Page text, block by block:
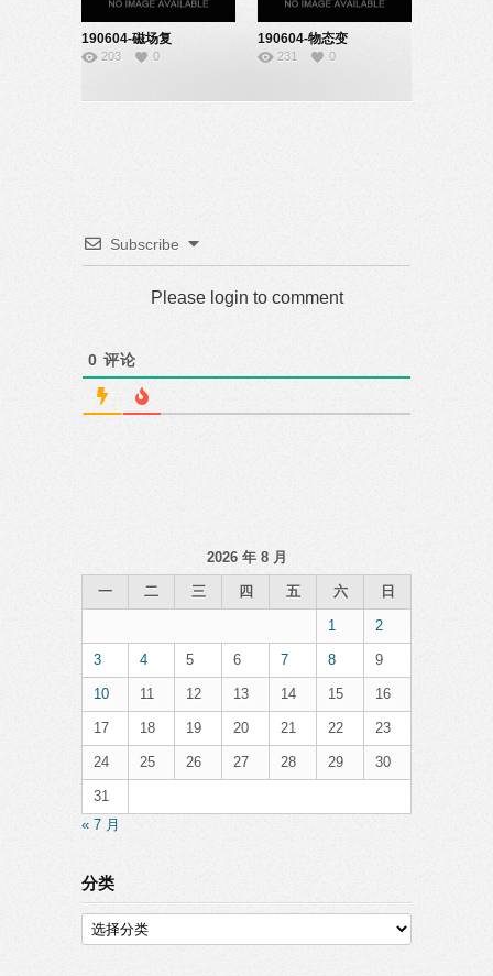
190604-磁场复
习-22160715
203 0
190604-物态变
化-22160708
231 0
Subscribe
Please login to comment
0 评论
2026 年 8 月
一 二 三 四 五 六 日
1 2
3 4 5 6 7 8 9
10 11 12 13 14 15 16
17 18 19 20 21 22 23
24 25 26 27 28 29 30
31
« 7 月
分类
分
类